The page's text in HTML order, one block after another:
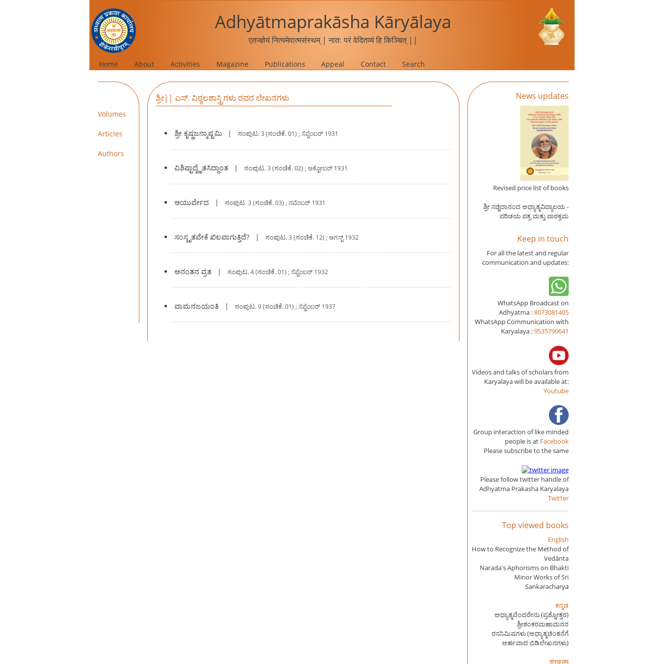
Adhyātmaprakāsha Kāryālaya
एतज्ज्ञेयं नित्यमेवात्मसंस्थम् | नातः परं वेदितव्यं हि किञ्चित् ||
Home About Activities Magazine Publications Appeal Contact Search
Volumes
Articles
Authors
ಶ್ರೀ|| ಎಸ್. ವಿಠ್ಠಲಶಾಸ್ತ್ರಿಗಳು ರವರ ಲೇಖನಗಳು
ಶ್ರೀ ಕೃಷ್ಣಜನ್ಮಾಷ್ಟಮಿ | ಸಂಪುಟ.3 (ಸಂಚಿಕೆ.01) ; ಸೆಪ್ಟೆಂಬರ್ 1931
ವಿಶಿಷ್ಟಾದ್ವೈತಸಿದ್ಧಾಂತ | ಸಂಪುಟ.3 (ಸಂಚಿಕೆ.02) ; ಅಕ್ಟೋಬರ್ 1931
ಆಯುರ್ವೇದ | ಸಂಪುಟ.3 (ಸಂಚಿಕೆ.03) ; ನವೆಂಬರ್ 1931
ಸಂಸ್ಕೃತವೇಕೆ ಖಿಲವಾಗುತ್ತಿದೆ? | ಸಂಪುಟ.3 (ಸಂಚಿಕೆ. 12) ; ಆಗಸ್ಟ್ 1932
ಅನಂತನ ವ್ರತ | ಸಂಪುಟ.4 (ಸಂಚಿಕೆ.01) ; ಸೆಪ್ಟೆಂಬರ್ 1932
ವಾಮನಜಯಂತಿ | ಸಂಪುಟ.9 (ಸಂಚಿಕೆ.01) ; ಸೆಪ್ಟೆಂಬರ್ 1937
News updates
Revised price list of books
ಶ್ರೀ ಸಚ್ಚಿದಾನಂದ ಅಧ್ಯಾತ್ಮವಿದ್ಯಾಲಯ -
ಪರಿಚಯ ಪತ್ರ ಮತ್ತು ಪಾಠಕ್ರಮ
Keep in touch
For all the latest and regular
communication and updates:
WhatsApp Broadcast on
Adhyatma :8073081405
WhatsApp Communication with
Karyalaya :9535790641
Videos and talks of scholars from
Karyalaya will be available at:
Youtube
Group interaction of like minded
people is at Facebook
Please subscribe to the same
Please follow twitter handle of
Adhyatma Prakasha Karyalaya
Twitter
Top viewed books
English
How to Recognize the Method of
Vedānta
Narada's Aphorisms on Bhakti
Minor Works of Sri
Sankaracharya
ಕನ್ನಡ
ಅಧ್ಯಾತ್ಮವೆಂದರೇನು (ಪ್ರಶ್ನೋತ್ತರ)
ಶ್ರೀಶಂಕರಮಹಾಮನನ
ರಸನಿಮಿಷಗಳು (ಅಧ್ಯಾತ್ಮಚಿಂತನೆಗೆ
ಅರ್ಹವಾದ ಬಿಡಿಲೇಖನಗಳು)
संस्कृतम्